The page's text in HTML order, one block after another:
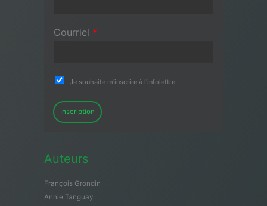
Courriel *
Je souhaite m'inscrire à l'infolettre
Inscription
Auteurs
François Grondin
Annie Tanguay